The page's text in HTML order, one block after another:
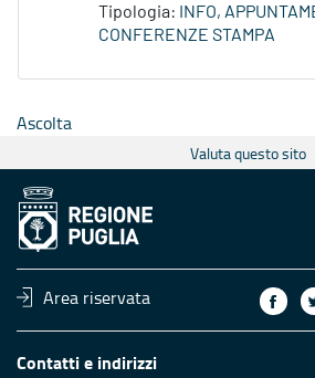
Tipologia:
INFO,
CONFERENZE STAMPA
Ascolta
Valuta questo sito
Area riservata
Contatti e indirizzi